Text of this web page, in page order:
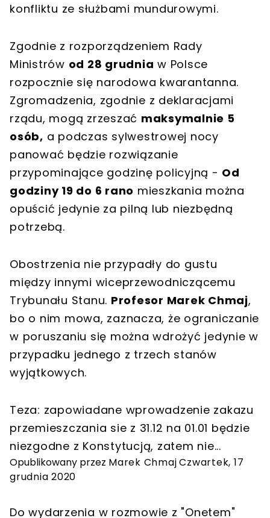
konfliktu ze służbami mundurowymi.
Zgodnie z rozporządzeniem Rady
Ministrów od 28 grudnia w Polsce
rozpocznie się narodowa kwarantanna.
Zgromadzenia, zgodnie z deklaracjami
rządu, mogą zrzeszać maksymalnie 5
osób, a podczas sylwestrowej nocy
panować będzie rozwiązanie
przypominające godzinę policyjną - Od
godziny 19 do 6 rano mieszkania można
opuścić jedynie za pilną lub niezbędną
potrzebą.
Obostrzenia nie przypadły do gustu
między innymi wiceprzewodniczącemu
Trybunału Stanu. Profesor Marek Chmaj,
bo o nim mowa, zaznacza, że ograniczanie
w poruszaniu się można wdrożyć jedynie w
przypadku jednego z trzech stanów
wyjątkowych.
Teza: zapowiadane wprowadzenie zakazu
przemieszczania sie z 31.12 na 01.01 będzie
niezgodne z Konstytucją, zatem nie...
Opublikowany przez Marek ChmajCzwartek, 17
grudnia 2020
Do wydarzenia w rozmowie z "Onetem"